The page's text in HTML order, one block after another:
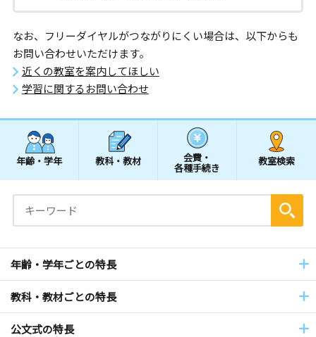
なお、フリーダイヤルがつながりにくい場合は、以下からも
お問い合わせいただけます。
近くの教室を案内してほしい
学習に関するお問い合わせ
年齢・学年 教科・教材 会費・
各種手続き
教室検索
年齢・学年ごとの特長
教科・教材ごとの特長
公文式の特長